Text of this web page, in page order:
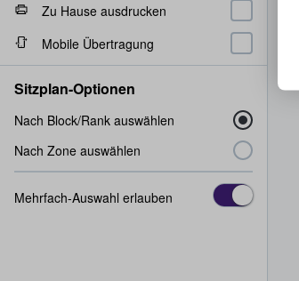
Zu Hause ausdrucken
Mobile Übertragung
Sitzplan-Optionen
Nach Block/Rank auswählen
Nach Zone auswählen
Mehrfach-Auswahl erlauben